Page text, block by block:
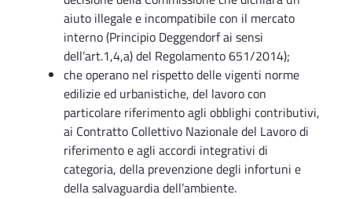
aiuto illegale e incompatibile con il mercato
interno (Principio Deggendorf ai sensi
dell’art.1,4,a) del Regolamento 651/2014);
che operano nel rispetto delle vigenti norme
edilizie ed urbanistiche, del lavoro con
particolare riferimento agli obblighi contributivi,
ai Contratto Collettivo Nazionale del Lavoro di
riferimento e agli accordi integrativi di
categoria, della prevenzione degli infortuni e
della salvaguardia dell’ambiente.